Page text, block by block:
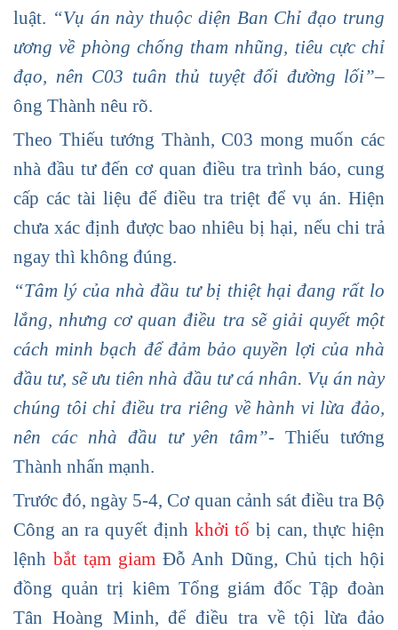
luật. “Vụ án này thuộc diện Ban Chỉ đạo trung
ương về phòng chống tham nhũng, tiêu cực chỉ
đạo, nên C03 tuân thủ tuyệt đối đường lối”–
ông Thành nêu rõ.
Theo Thiếu tướng Thành, C03 mong muốn các
nhà đầu tư đến cơ quan điều tra trình báo, cung
cấp các tài liệu để điều tra triệt để vụ án. Hiện
chưa xác định được bao nhiêu bị hại, nếu chi trả
ngay thì không đúng.
“Tâm lý của nhà đầu tư bị thiệt hại đang rất lo
lắng, nhưng cơ quan điều tra sẽ giải quyết một
cách minh bạch để đảm bảo quyền lợi của nhà
đầu tư, sẽ ưu tiên nhà đầu tư cá nhân. Vụ án này
chúng tôi chỉ điều tra riêng về hành vi lừa đảo,
nên các nhà đầu tư yên tâm”- Thiếu tướng
Thành nhấn mạnh.
Trước đó, ngày 5-4, Cơ quan cảnh sát điều tra Bộ
Công an ra quyết định khởi tố bị can, thực hiện
lệnh bắt tạm giam Đỗ Anh Dũng, Chủ tịch hội
đồng quản trị kiêm Tổng giám đốc Tập đoàn
Tân Hoàng Minh, để điều tra về tội lừa đảo